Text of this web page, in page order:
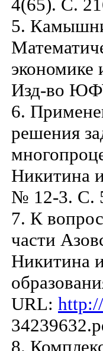
4(65). С.
5.
экономике
Изд-во
6.
решения
Никитина
№ 12-3. С.
7. К
части
Никитина
URL:
8.